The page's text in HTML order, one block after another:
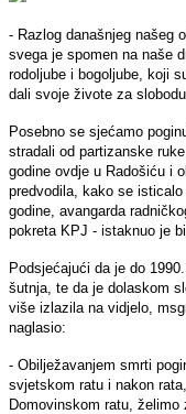
- Razlog današnjeg našeg
svega je spomen na naše
rodoljube i bogoljube, koji
dali svoje živote za slobodu.
Posebno se sjećamo
stradali od partizanske
godine ovdje u Radošiću i
predvodila, kako se isticalo
godine, avangarda
pokreta KPJ - istaknuo je
Podsjećajući da je do
šutnja, te da je dolaskom
više izlazila na vidjelo,
naglasio:
- Obilježavanjem smrti
svjetskom ratu i nakon
Domovinskom ratu, želimo